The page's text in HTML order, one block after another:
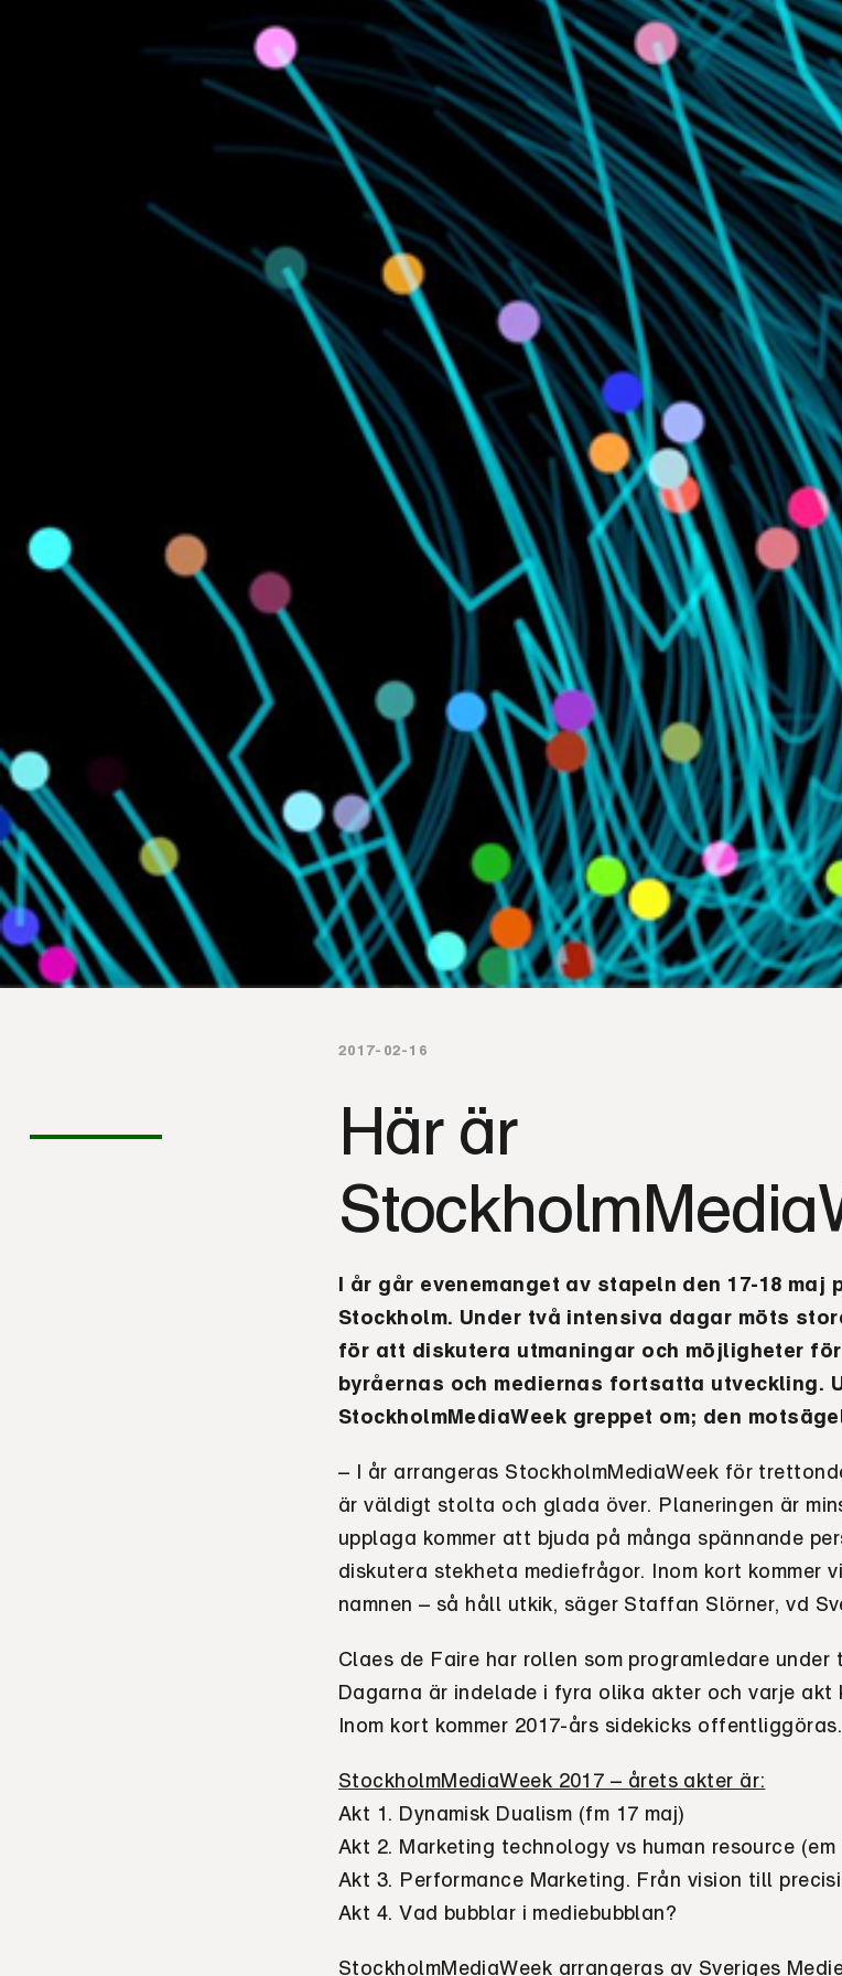
2017-02-16
Här är
I år går evenemanget av stapeln den 17-18 maj
Stockholm. Under två intensiva dagar möts
för att diskutera utmaningar och möjligheter
byråernas och mediernas fortsatta utveckling.
StockholmMediaWeek greppet om; den
– I år arrangeras StockholmMediaWeek för
är väldigt stolta och glada över. Planeringen är
upplaga kommer att bjuda på många spännande
diskutera stekheta mediefrågor. Inom kort
namnen – så håll utkik, säger Staffan Slörner, vd
Claes de Faire har rollen som programledare
Dagarna är indelade i fyra olika akter och varje akt
Inom kort kommer 2017-års sidekicks offentliggöras.
StockholmMediaWeek 2017 – årets akter är:
Akt 1. Dynamisk Dualism (fm 17 maj)
Akt 2. Marketing technology vs human resource (em
Akt 3. Performance Marketing. Från vision till
Akt 4. Vad bubblar i mediebubblan?
StockholmMediaWeek arrangeras av Sveriges